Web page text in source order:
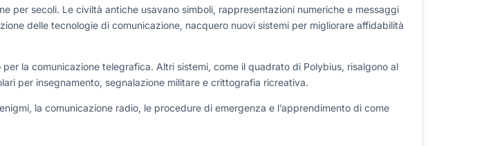
per secoli. Le civiltà antiche usavano simboli, rappresentazioni numeriche e messaggi
delle tecnologie di comunicazione, nacquero nuovi sistemi per migliorare affidabilità
la comunicazione telegrafica. Altri sistemi, come il quadrato di Polybius, risalgono al
per insegnamento, segnalazione militare e crittografia ricreativa.
la comunicazione radio, le procedure di emergenza e l’apprendimento di come